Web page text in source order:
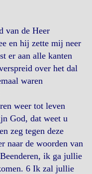
van de Heer
en hij zette mij neer
er aan alle kanten
over het dal
waren
weer tot leven
God, dat weet u
zeg tegen deze
naar de woorden van
ik ga jullie
6 Ik zal jullie